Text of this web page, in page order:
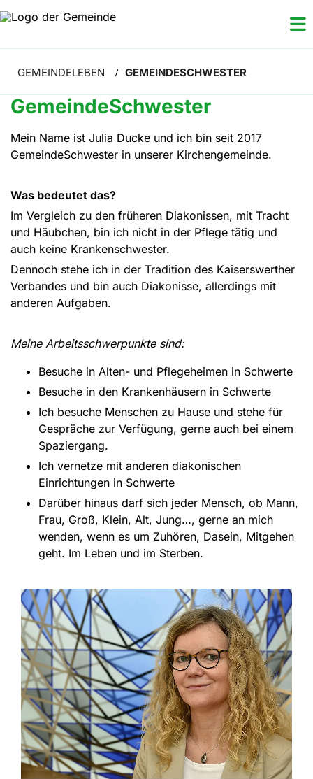
GEMEINDELEBEN / GEMEINDESCHWESTER
GemeindeSchwester
Mein Name ist Julia Ducke und ich bin seit 2017
GemeindeSchwester in unserer Kirchengemeinde.
Was bedeutet das?
Im Vergleich zu den früheren Diakonissen, mit Tracht
und Häubchen, bin ich nicht in der Pflege tätig und
auch keine Krankenschwester.
Dennoch stehe ich in der Tradition des Kaiserswerther
Verbandes und bin auch Diakonisse, allerdings mit
anderen Aufgaben.
Meine Arbeitsschwerpunkte sind:
Besuche in Alten- und Pflegeheimen in Schwerte
Besuche in den Krankenhäusern in Schwerte
Ich besuche Menschen zu Hause und stehe für
Gespräche zur Verfügung, gerne auch bei einem
Spaziergang.
Ich vernetze mit anderen diakonischen
Einrichtungen in Schwerte
Darüber hinaus darf sich jeder Mensch, ob Mann,
Frau, Groß, Klein, Alt, Jung…, gerne an mich
wenden, wenn es um Zuhören, Dasein, Mitgehen
geht. Im Leben und im Sterben.